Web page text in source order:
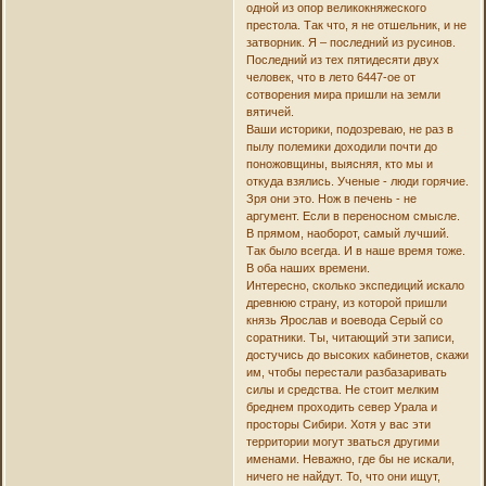
одной из опор великокняжеского
престола. Так что, я не отшельник, и не
затворник. Я – последний из русинов.
Последний из тех пятидесяти двух
человек, что в лето 6447-ое от
сотворения мира пришли на земли
вятичей.
Ваши историки, подозреваю, не раз в
пылу полемики доходили почти до
поножовщины, выясняя, кто мы и
откуда взялись. Ученые - люди горячие.
Зря они это. Нож в печень - не
аргумент. Если в переносном смысле.
В прямом, наоборот, самый лучший.
Так было всегда. И в наше время тоже.
В оба наших времени.
Интересно, сколько экспедиций искало
древнюю страну, из которой пришли
князь Ярослав и воевода Серый со
соратники. Ты, читающий эти записи,
достучись до высоких кабинетов, скажи
им, чтобы перестали разбазаривать
силы и средства. Не стоит мелким
бреднем проходить север Урала и
просторы Сибири. Хотя у вас эти
территории могут зваться другими
именами. Неважно, где бы не искали,
ничего не найдут. То, что они ищут,